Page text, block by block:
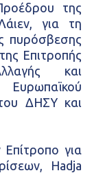
της
για τη
πυρόσβεσης
Επιτροπής
και
ΔΗΣΥ και
για
Hadja